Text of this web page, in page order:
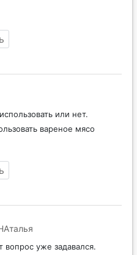
или нет.
вареное мясо
вопрос уже задавался.